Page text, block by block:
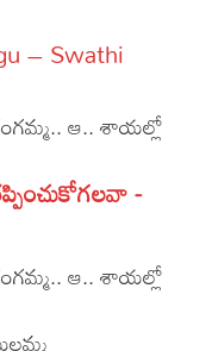
– Swathi
ఆ.. శాయల్లో
-
ఆ.. శాయల్లో